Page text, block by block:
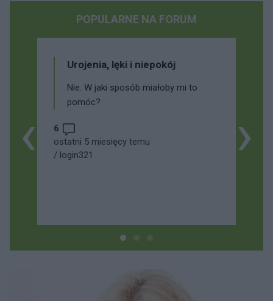
POPULARNE NA FORUM
Urojenia, lęki i niepokój
Nie. W jaki sposób miałoby mi to
pomóc?
6
ostatni 5 miesięcy temu
/ login321
‹ ›